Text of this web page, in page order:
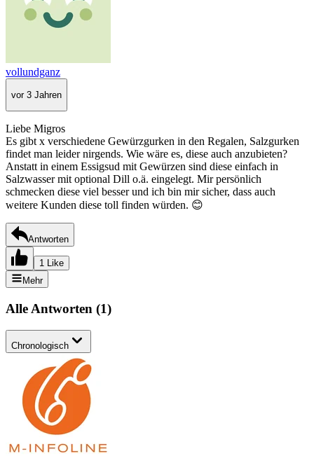
vollundganz
vor 3 Jahren
Liebe Migros
Es gibt x verschiedene Gewürzgurken in den Regalen, Salzgurken
findet man leider nirgends. Wie wäre es, diese auch anzubieten?
Anstatt in einem Essigsud mit Gewürzen sind diese einfach in
Salzwasser mit optional Dill o.ä. eingelegt. Mir persönlich
schmecken diese viel besser und ich bin mir sicher, dass auch
weitere Kunden diese toll finden würden. 😊
Antworten
1 Like
Mehr
Alle Antworten (1)
Chronologisch